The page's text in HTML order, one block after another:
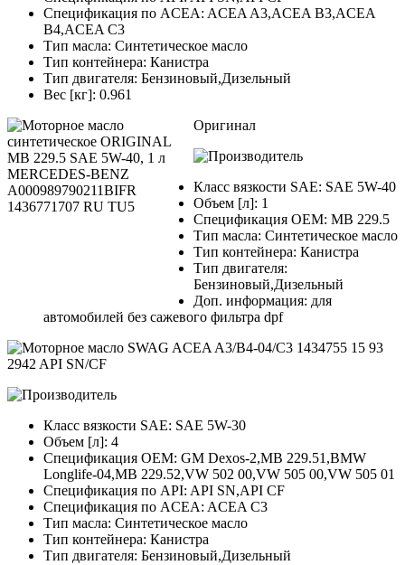
Спецификация по ACEA: ACEA A3,ACEA B3,ACEA
B4,ACEA C3
Тип масла: Синтетическое масло
Тип контейнера: Канистра
Тип двигателя: Бензиновый,Дизельный
Вес [кг]: 0.961
Оригинал
Класс вязкости SAE: SAE 5W-40
Объем [л]: 1
Спецификация OEM: MB 229.5
Тип масла: Синтетическое масло
Тип контейнера: Канистра
Тип двигателя:
Бензиновый,Дизельный
Доп. информация: для
автомобилей без сажевого фильтра dpf
Класс вязкости SAE: SAE 5W-30
Объем [л]: 4
Спецификация OEM: GM Dexos-2,MB 229.51,BMW
Longlife-04,MB 229.52,VW 502 00,VW 505 00,VW 505 01
Спецификация по API: API SN,API CF
Спецификация по ACEA: ACEA C3
Тип масла: Синтетическое масло
Тип контейнера: Канистра
Тип двигателя: Бензиновый,Дизельный